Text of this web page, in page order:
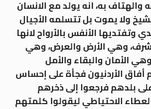
والهتاف به، انه يولد مع الانسان
ولا يموت بل تتسلمه الأجيال
وتفتديها الأنفس بالأرواح لانها
وهي الأرض والعرض، وهي
الأمان والبقاء والأمل
أفاق الأردنيون فجأة على إحساس
بلدهم فرجعوا إلى ذخرهم
الاحتياطي ليقولوا كلمتهم